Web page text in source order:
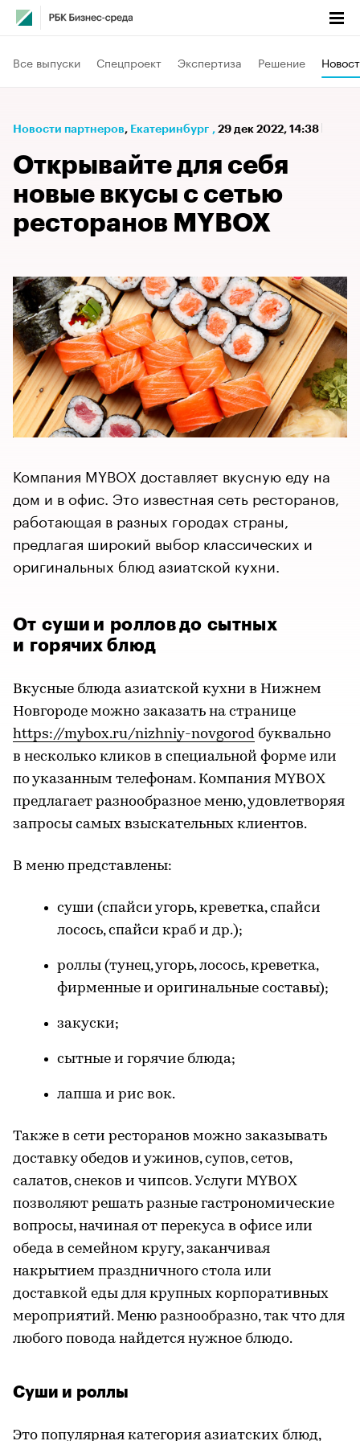
Все выпуски Спецпроект Экспертиза Решение
Новости партнеров⁠, Екатеринбург , 29 дек 2022, 14:38
Открывайте для себя
новые вкусы с сетью
ресторанов MYBOX
Компания MYBOX доставляет вкусную еду на
дом и в офис. Это известная сеть ресторанов,
работающая в разных городах страны,
предлагая широкий выбор классических и
оригинальных блюд азиатской кухни.
От суши и роллов до сытных
и горячих блюд
Вкусные блюда азиатской кухни в Нижнем
Новгороде можно заказать на странице
https://mybox.ru/nizhniy-novgorod буквально
в несколько кликов в специальной форме или
по указанным телефонам. Компания MYBOX
предлагает разнообразное меню, удовлетворяя
запросы самых взыскательных клиентов.
В меню представлены:
суши (спайси угорь, креветка, спайси
лосось, спайси краб и др.);
роллы (тунец, угорь, лосось, креветка,
фирменные и оригинальные составы);
закуски;
сытные и горячие блюда;
лапша и рис вок.
Также в сети ресторанов можно заказывать
доставку обедов и ужинов, супов, сетов,
салатов, снеков и чипсов. Услуги MYBOX
позволяют решать разные гастрономические
вопросы, начиная от перекуса в офисе или
обеда в семейном кругу, заканчивая
накрытием праздничного стола или
доставкой еды для крупных корпоративных
мероприятий. Меню разнообразно, так что для
любого повода найдется нужное блюдо.
Суши и роллы
Это популярная категория азиатских блюд,